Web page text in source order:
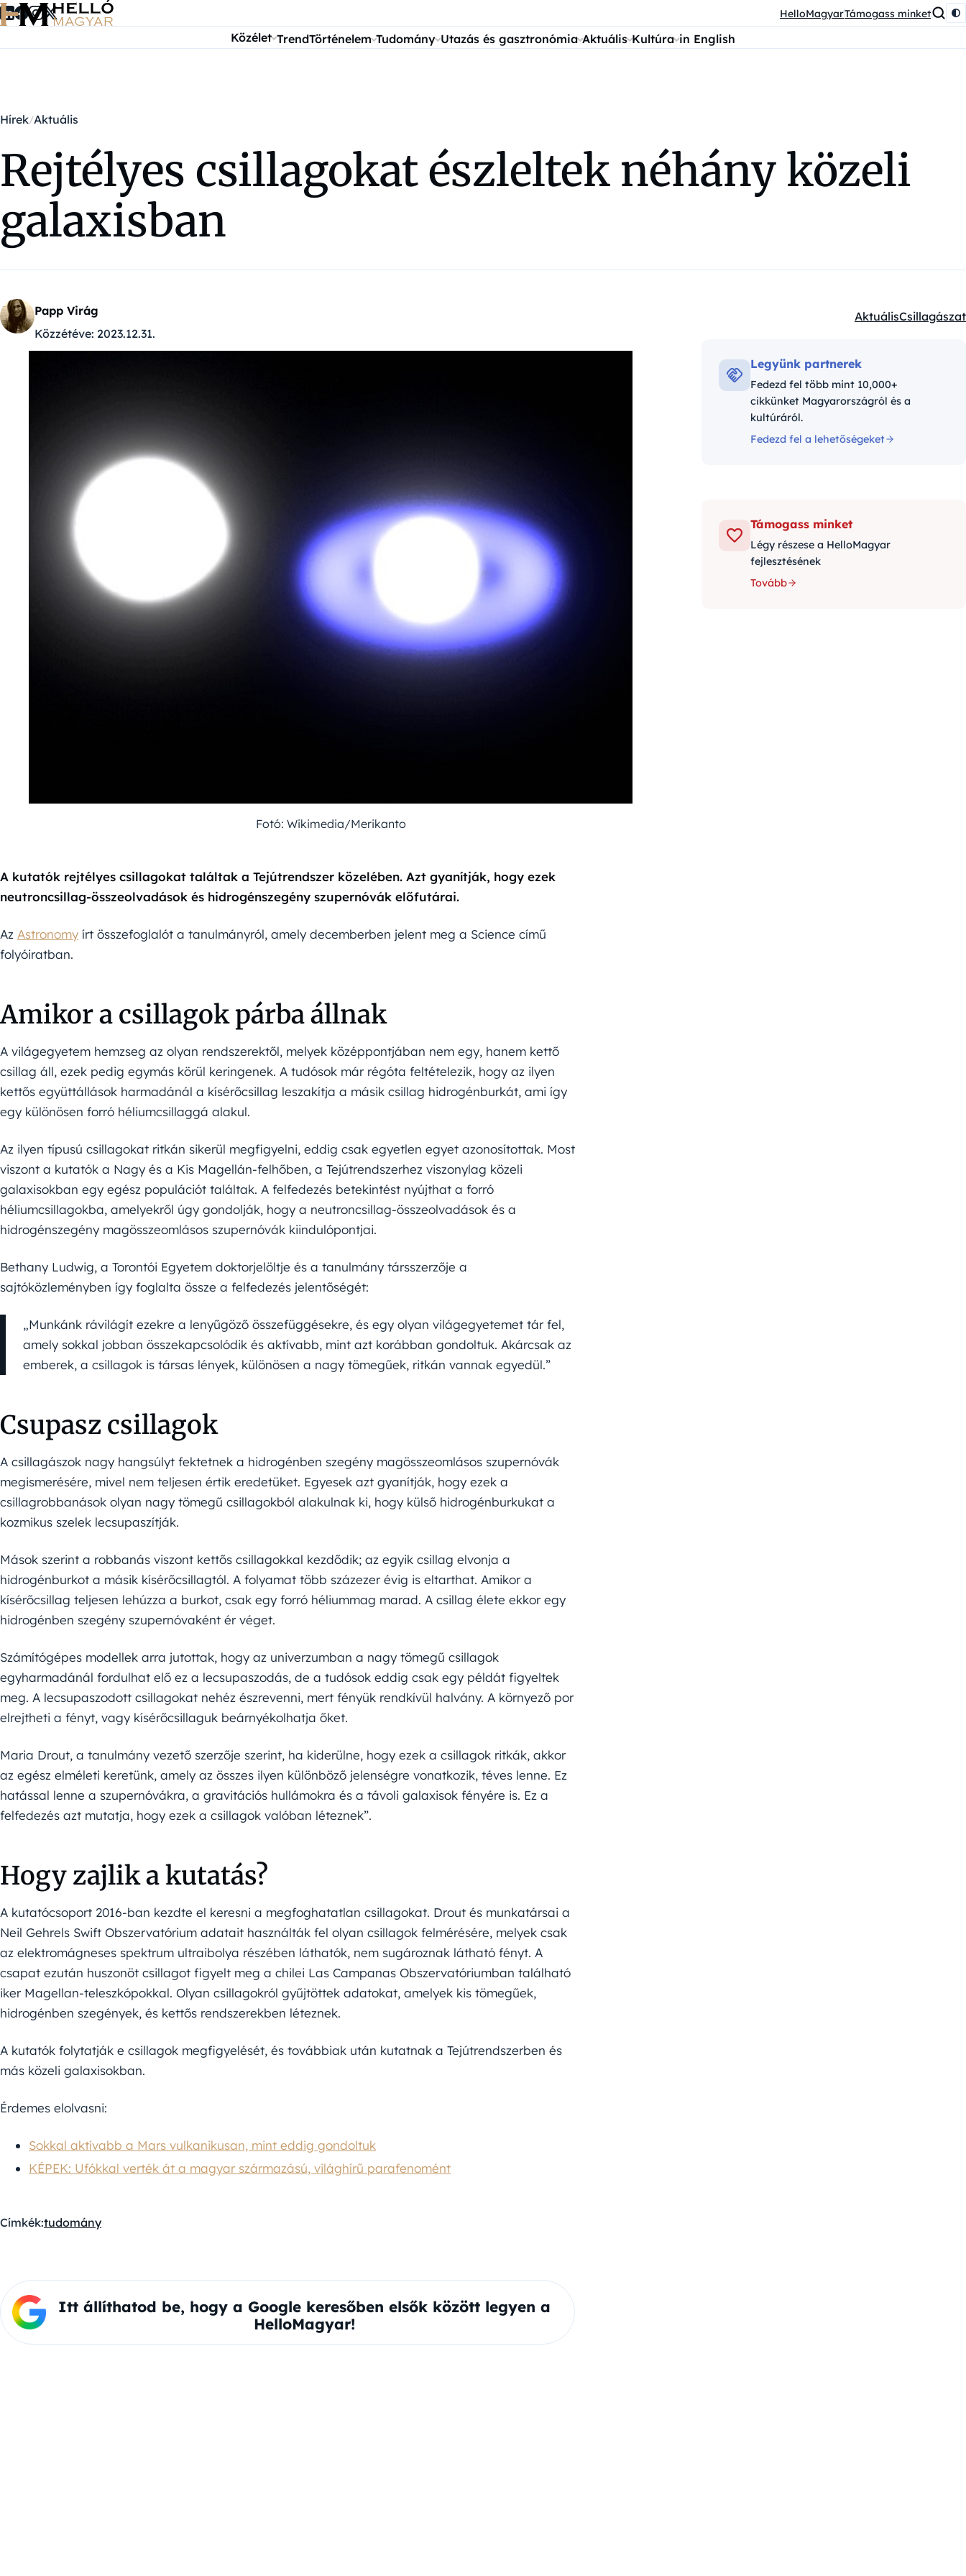
Ugrás a tartalomra HelloMagyarTámogass minket
Közélet TrendTörténelem Tudomány Utazás és gasztronómia Aktuális Kultúra in English
Hírek Aktuális
Rejtélyes csillagokat észleltek néhány közeli
galaxisban
Papp Virág
Közzétéve: 2023.12.31.
Kategóriák:
AktuálisCsillagászat
Fotó: Wikimedia/Merikanto
A kutatók rejtélyes csillagokat találtak a Tejútrendszer közelében. Azt gyanítják, hogy ezek
neutroncsillag-összeolvadások és hidrogénszegény szupernóvák előfutárai.
Az Astronomy írt összefoglalót a tanulmányról, amely decemberben jelent meg a Science című
folyóiratban.
Amikor a csillagok párba állnak
A világegyetem hemzseg az olyan rendszerektől, melyek középpontjában nem egy, hanem kettő
csillag áll, ezek pedig egymás körül keringenek. A tudósok már régóta feltételezik, hogy az ilyen
kettős együttállások harmadánál a kísérőcsillag leszakítja a másik csillag hidrogénburkát, ami így
egy különösen forró héliumcsillaggá alakul.
Az ilyen típusú csillagokat ritkán sikerül megfigyelni, eddig csak egyetlen egyet azonosítottak. Most
viszont a kutatók a Nagy és a Kis Magellán-felhőben, a Tejútrendszerhez viszonylag közeli
galaxisokban egy egész populációt találtak. A felfedezés betekintést nyújthat a forró
héliumcsillagokba, amelyekről úgy gondolják, hogy a neutroncsillag-összeolvadások és a
hidrogénszegény magösszeomlásos szupernóvák kiindulópontjai.
Bethany Ludwig, a Torontói Egyetem doktorjelöltje és a tanulmány társszerzője a
sajtóközleményben így foglalta össze a felfedezés jelentőségét:
„Munkánk rávilágít ezekre a lenyűgöző összefüggésekre, és egy olyan világegyetemet tár fel,
amely sokkal jobban összekapcsolódik és aktívabb, mint azt korábban gondoltuk. Akárcsak az
emberek, a csillagok is társas lények, különösen a nagy tömegűek, ritkán vannak egyedül.”
Csupasz csillagok
A csillagászok nagy hangsúlyt fektetnek a hidrogénben szegény magösszeomlásos szupernóvák
megismerésére, mivel nem teljesen értik eredetüket. Egyesek azt gyanítják, hogy ezek a
csillagrobbanások olyan nagy tömegű csillagokból alakulnak ki, hogy külső hidrogénburkukat a
kozmikus szelek lecsupaszítják.
Mások szerint a robbanás viszont kettős csillagokkal kezdődik; az egyik csillag elvonja a
hidrogénburkot a másik kísérőcsillagtól. A folyamat több százezer évig is eltarthat. Amikor a
kísérőcsillag teljesen lehúzza a burkot, csak egy forró héliummag marad. A csillag élete ekkor egy
hidrogénben szegény szupernóvaként ér véget.
Számítógépes modellek arra jutottak, hogy az univerzumban a nagy tömegű csillagok
egyharmadánál fordulhat elő ez a lecsupaszodás, de a tudósok eddig csak egy példát figyeltek
meg. A lecsupaszodott csillagokat nehéz észrevenni, mert fényük rendkívül halvány. A környező por
elrejtheti a fényt, vagy kísérőcsillaguk beárnyékolhatja őket.
Maria Drout, a tanulmány vezető szerzője szerint, ha kiderülne, hogy ezek a csillagok ritkák, akkor
az egész elméleti keretünk, amely az összes ilyen különböző jelenségre vonatkozik, téves lenne. Ez
hatással lenne a szupernóvákra, a gravitációs hullámokra és a távoli galaxisok fényére is. Ez a
felfedezés azt mutatja, hogy ezek a csillagok valóban léteznek”.
Hogy zajlik a kutatás?
A kutatócsoport 2016-ban kezdte el keresni a megfoghatatlan csillagokat. Drout és munkatársai a
Neil Gehrels Swift Obszervatórium adatait használták fel olyan csillagok felmérésére, melyek csak
az elektromágneses spektrum ultraibolya részében láthatók, nem sugároznak látható fényt. A
csapat ezután huszonöt csillagot figyelt meg a chilei Las Campanas Obszervatóriumban található
iker Magellan-teleszkópokkal. Olyan csillagokról gyűjtöttek adatokat, amelyek kis tömegűek,
hidrogénben szegények, és kettős rendszerekben léteznek.
A kutatók folytatják e csillagok megfigyelését, és továbbiak után kutatnak a Tejútrendszerben és
más közeli galaxisokban.
Érdemes elolvasni:
Sokkal aktívabb a Mars vulkanikusan, mint eddig gondoltuk
KÉPEK: Ufókkal verték át a magyar származású, világhírű parafenomént
Címkék:tudomány
Itt állíthatod be, hogy a Google keresőben elsők között legyen a
HelloMagyar!
Legyünk partnerek
Fedezd fel több mint 10,000+
cikkünket Magyarországról és a
kultúráról.
Fedezd fel a lehetőségeket
Támogass minket
Légy részese a HelloMagyar
fejlesztésének
Tovább